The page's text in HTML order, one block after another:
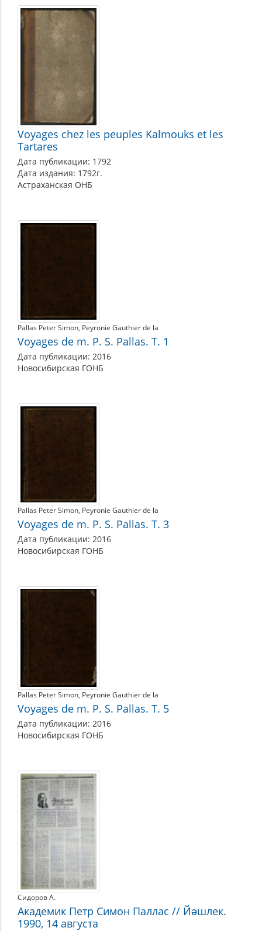
Voyages chez les peuples Kalmouks et les
Tartares
Дата публикации: 1792
Дата издания: 1792г.
Астраханская ОНБ
Pallas Peter Simon Peyronie Gauthier de la
Voyages de m. P. S. Pallas. Т. 1
Дата публикации: 2016
Новосибирская ГОНБ
Pallas Peter Simon Peyronie Gauthier de la
Voyages de m. P. S. Pallas. Т. 3
Дата публикации: 2016
Новосибирская ГОНБ
Pallas Peter Simon Peyronie Gauthier de la
Voyages de m. P. S. Pallas. Т. 5
Дата публикации: 2016
Новосибирская ГОНБ
Сидоров А.
Академик Петр Симон Паллас // Йәшлек.
1990, 14 августа